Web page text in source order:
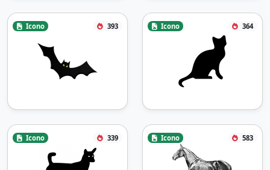
Icono 393 Icono 364
Icono 339 Icono 583